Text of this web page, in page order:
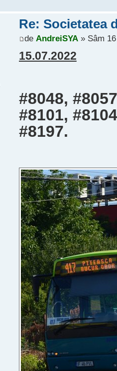
Re: Societatea
de AndreiSYA» Sâm 16
15.07.2022
#8048,
#8101,
#8197.